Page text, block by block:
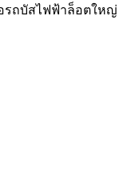
รถบัสไฟฟ้าล็อตใหญ่